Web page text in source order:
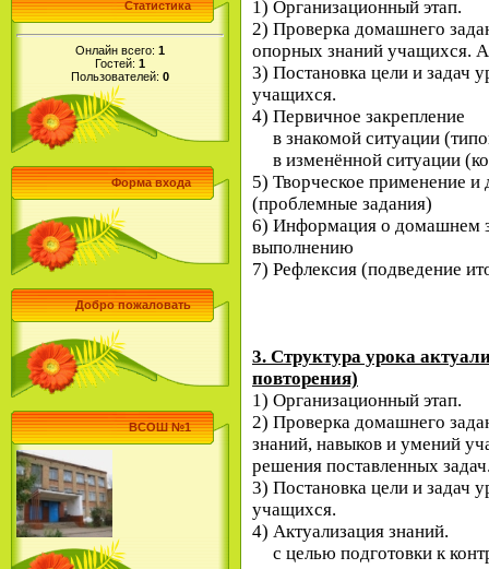
Статистика
Онлайн всего: 1
Гостей: 1
Пользователей: 0
Форма входа
Добро пожаловать
ВСОШ №1
1) Организационный этап.
2) Проверка домашнего
опорных знаний учащихся.
3) Постановка цели и задач
учащихся.
4) Первичное закрепление
в знакомой ситуации
в изменённой ситуации
5) Творческое применение и
(проблемные задания)
6) Информация о домашнем
выполнению
7) Рефлексия (подведение
3. Структура урока
повторения)
1) Организационный этап.
2) Проверка домашнего
знаний, навыков и умений
решения поставленных
3) Постановка цели и задач
учащихся.
4) Актуализация знаний.
с целью подготовки к